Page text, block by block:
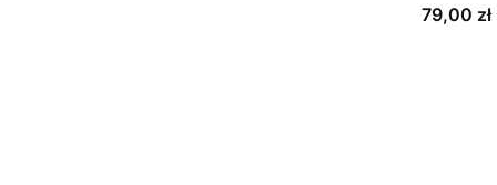
Cena
79,00 zł